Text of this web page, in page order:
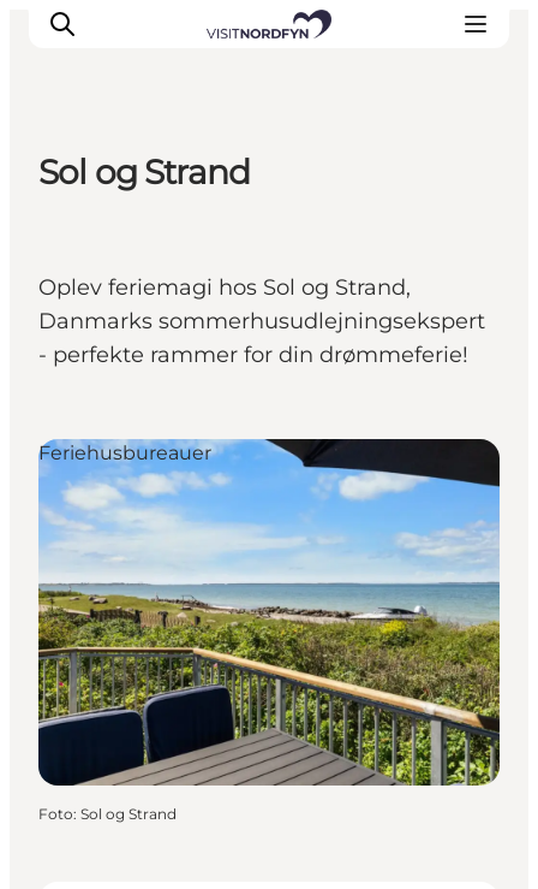
Spis og drik
Overnatning
Book oplevelser
For børn
Sol og Strand
Oplev feriemagi hos Sol og Strand,
Danmarks sommerhusudlejningsekspert
- perfekte rammer for din drømmeferie!
Feriehusbureauer
Foto: Sol og Strand